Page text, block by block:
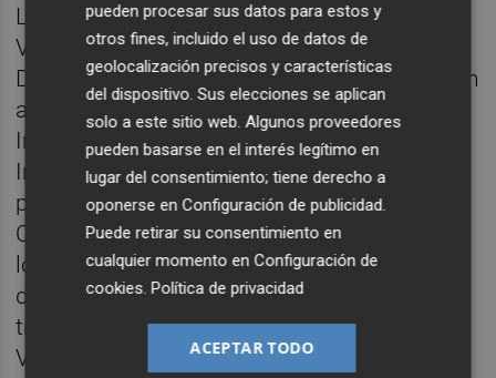
Las profesoras de la UV Diana Marín e Isabel
Vidal, que forman parte del Departament de
Didàctica i Organització Escolar y pertenecen
a varias redes de investigación y al Grupo de
Investigación Currículum, Recursos e
Instituciones Educativas (CRIE-UV), y los
profesores de la Universidad de Santiago de
Compostela Pablo Gayo y Silvia López son
los responsables de firmar esta guía. El
documento es accesible de forma gratuita a
través del portal Roderic de la Universitat de
València.
pueden procesar sus datos para estos y
otros fines, incluido el uso de datos de
geolocalización precisos y características
del dispositivo. Sus elecciones se aplican
solo a este sitio web. Algunos proveedores
pueden basarse en el interés legítimo en
lugar del consentimiento; tiene derecho a
oponerse enConfiguración de publicidad.
Puede retirar su consentimiento en
cualquier momento enConfiguración de
cookies.Política de privacidad
ACEPTAR TODO